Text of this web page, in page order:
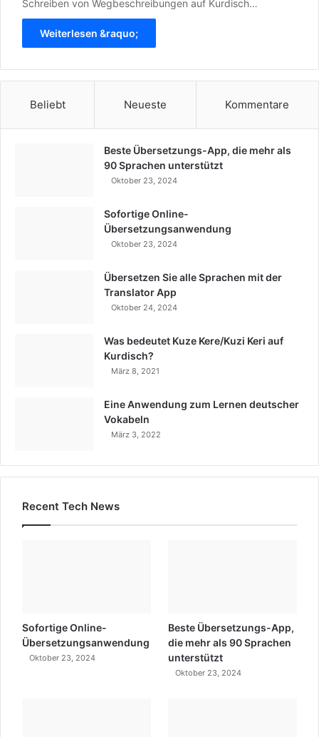
Schreiben von Wegbeschreibungen auf Kurdisch…
Weiterlesen &raquo;
Beliebt Neueste Kommentare
Beste Übersetzungs-App, die mehr als
90 Sprachen unterstützt
Oktober 23, 2024
Sofortige Online-
Übersetzungsanwendung
Oktober 23, 2024
Übersetzen Sie alle Sprachen mit der
Translator App
Oktober 24, 2024
Was bedeutet Kuze Kere/Kuzi Keri auf
Kurdisch?
März 8, 2021
Eine Anwendung zum Lernen deutscher
Vokabeln
März 3, 2022
Recent Tech News
Sofortige Online-
Übersetzungsanwendung
Oktober 23, 2024
Beste Übersetzungs-App,
die mehr als 90 Sprachen
unterstützt
Oktober 23, 2024